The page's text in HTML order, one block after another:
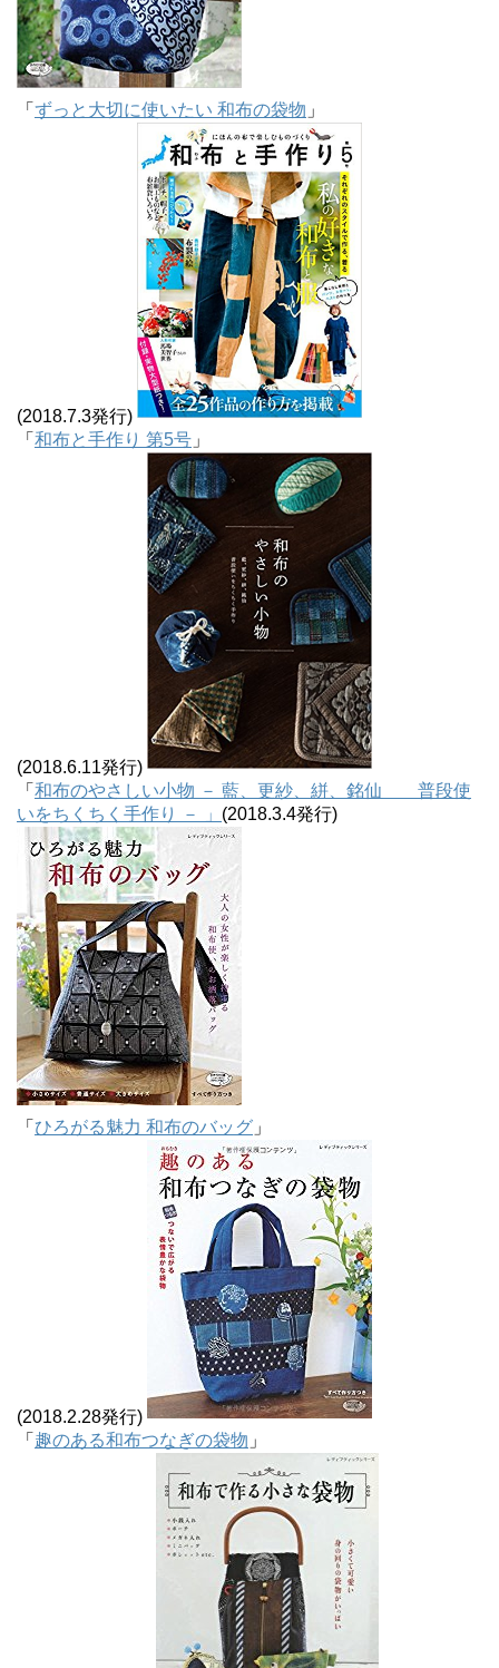
「 ずっと大切に使いたい 和布の袋物 」
(2018.7.3発行)
「 和布と手作り 第5号 」
(2018.6.11発行)
「 和布のやさしい小物 － 藍、更紗、絣、銘仙 普段使
いをちくちく手作り － 」 (2018.3.4発行)
「 ひろがる魅力 和布のバッグ 」
(2018.2.28発行)
「 趣のある和布つなぎの袋物 」